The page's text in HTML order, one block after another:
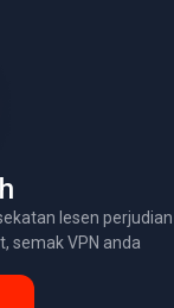
lesen perjudian
semak VPN anda